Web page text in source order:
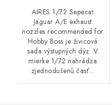
AIRES 1/72 Sepecat
Jaguar A/E exhaust
nozzles recommended for
Hobby Boss je živicová
sada výstupných dýz. V
mierke 1/72 nahrádza
zjednodušenú časť...